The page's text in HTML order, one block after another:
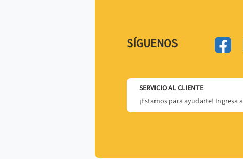
SÍGUENOS
SERVICIO AL CLIENTE
¡Estamos para ayudarte! Ingresa a